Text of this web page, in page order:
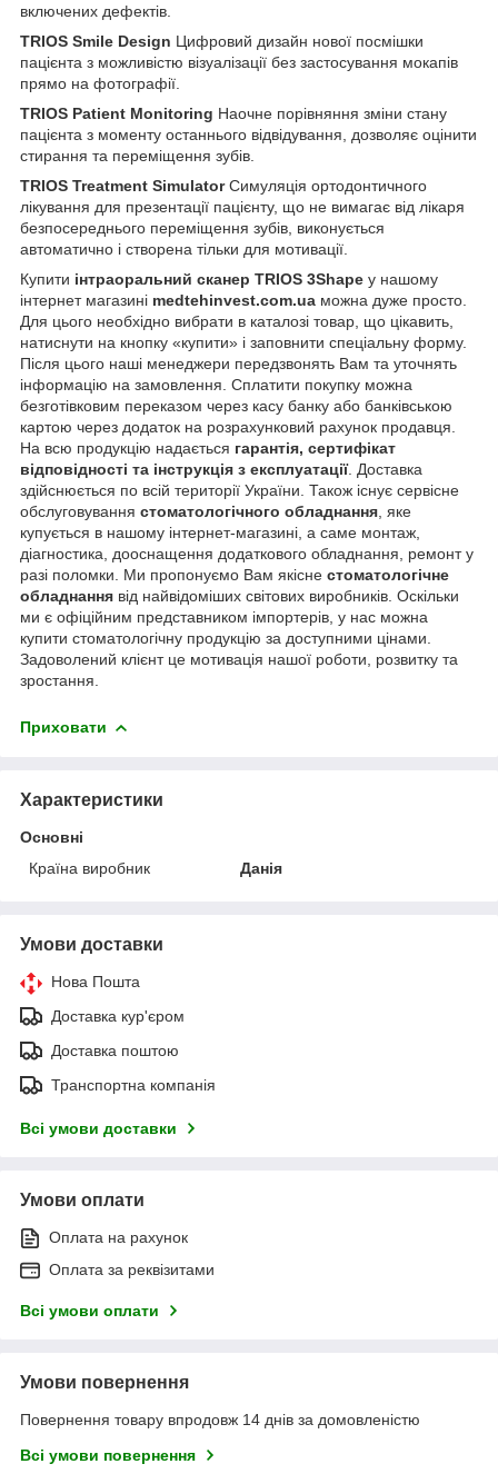
включених дефектів.
TRIOS Smile Design Цифровий дизайн нової посмішки
пацієнта з можливістю візуалізації без застосування мокапів
прямо на фотографії.
TRIOS Patient Monitoring Наочне порівняння зміни стану
пацієнта з моменту останнього відвідування, дозволяє оцінити
стирання та переміщення зубів.
TRIOS Treatment SimulatorСимуляція ортодонтичного
лікування для презентації пацієнту, що не вимагає від лікаря
безпосереднього переміщення зубів, виконується
автоматично і створена тільки для мотивації.
Купити інтраоральний сканер TRIOS 3Shape у нашому
інтернет магазині medtehinvest.com.ua можна дуже просто.
Для цього необхідно вибрати в каталозі товар, що цікавить,
натиснути на кнопку «купити» і заповнити спеціальну форму.
Після цього наші менеджери передзвонять Вам та уточнять
інформацію на замовлення. Сплатити покупку можна
безготівковим переказом через касу банку або банківською
картою через додаток на розрахунковий рахунок продавця.
На всю продукцію надається гарантія, сертифікат
відповідності та інструкція з експлуатації. Доставка
здійснюється по всій території України. Також існує сервісне
обслуговування стоматологічного обладнання , яке
купується в нашому інтернет-магазині, а саме монтаж,
діагностика, дооснащення додаткового обладнання, ремонт у
разі поломки. Ми пропонуємо Вам якісне стоматологічне
обладнання від найвідоміших світових виробників. Оскільки
ми є офіційним представником імпортерів, у нас можна
купити стоматологічну продукцію за доступними цінами.
Задоволений клієнт це мотивація нашої роботи, розвитку та
зростання.
Приховати
Характеристики
Основні
Країна виробник
Данія
Умови доставки
Нова Пошта
Доставка кур'єром
Доставка поштою
Транспортна компанія
Всі умови доставки
Умови оплати
Оплата на рахунок
Оплата за реквізитами
Всі умови оплати
Умови повернення
Повернення товару впродовж 14 днів за домовленістю
Всі умови повернення